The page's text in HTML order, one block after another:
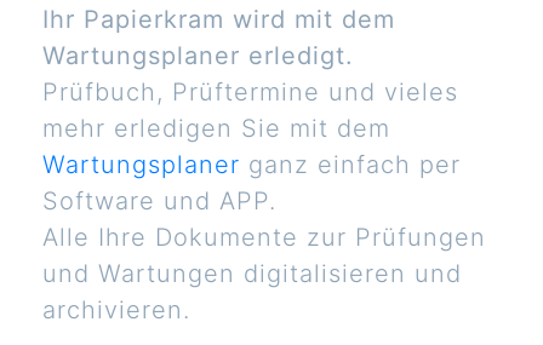
Ihr Papierkram wird mit dem
Wartungsplaner erledigt.
Prüfbuch, Prüftermine und vieles
mehr erledigen Sie mit dem
Wartungsplaner ganz einfach per
Software und APP.
Alle Ihre Dokumente zur Prüfungen
und Wartungen digitalisieren und
archivieren.